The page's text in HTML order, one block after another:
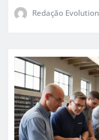
Redação Evolution